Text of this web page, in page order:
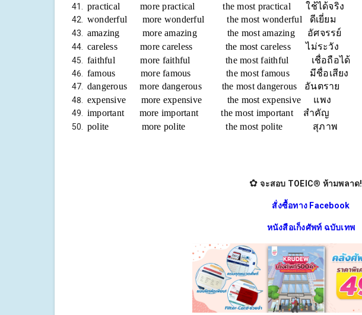
practical more practical the most practical ใช้ได้จริง
wonderful more wonderful the most wonderful ดีเยี่ยม
amazing more amazing the most amazing อัศจรรย์
careless more careless the most careless ไม่ระวัง
faithful more faithful the most faithful เชื่อถือได้
famous more famous the most famous มีชื่อเสียง
dangerous more dangerous the most dangerous อันตราย
expensive more expensive the most expensive แพง
important more important the most important สำคัญ
polite more polite the most polite สุภาพ
✿จะสอบ TOEIC® ห้ามพลาด!
สั่งซื้อทาง Facebook
หนังสือเก็งศัพท์ ฉบับเทพ